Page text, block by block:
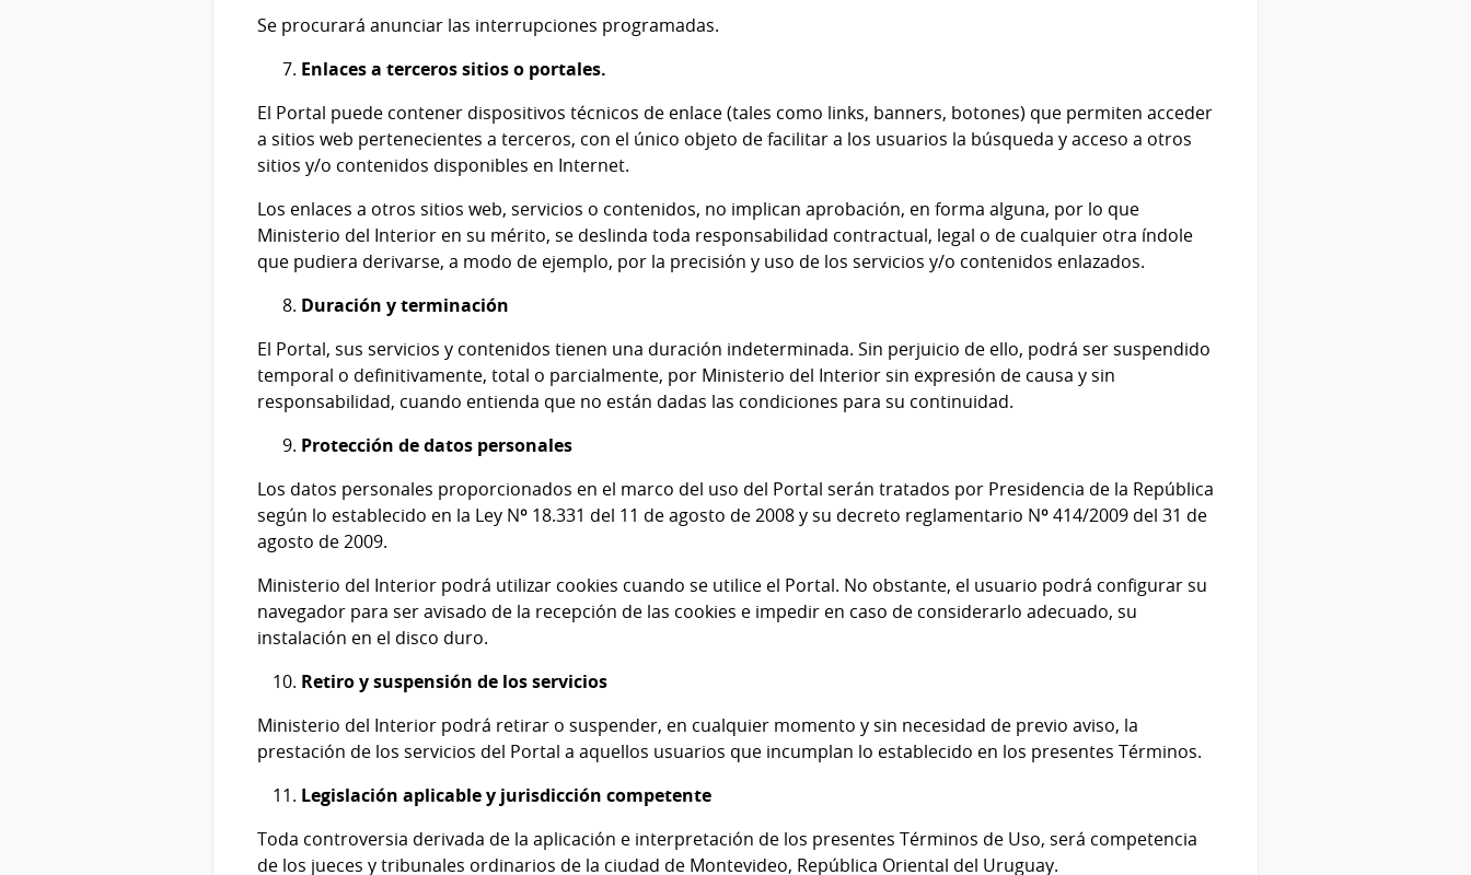
Se procurará anunciar las interrupciones programadas.
Enlaces a terceros sitios o portales.
El Portal puede contener dispositivos técnicos de enlace (tales como links, banners, botones) que permiten acceder
a sitios web pertenecientes a terceros, con el único objeto de facilitar a los usuarios la búsqueda y acceso a otros
sitios y/o contenidos disponibles en Internet.
Los enlaces a otros sitios web, servicios o contenidos, no implican aprobación, en forma alguna, por lo que
Ministerio del Interior en su mérito, se deslinda toda responsabilidad contractual, legal o de cualquier otra índole
que pudiera derivarse, a modo de ejemplo, por la precisión y uso de los servicios y/o contenidos enlazados.
Duración y terminación
El Portal, sus servicios y contenidos tienen una duración indeterminada. Sin perjuicio de ello, podrá ser suspendido
temporal o definitivamente, total o parcialmente, por Ministerio del Interiorsin expresión de causa y sin
responsabilidad, cuando entienda que no están dadas las condiciones para su continuidad.
Protección de datos personales
Los datos personales proporcionados en el marco del uso del Portal serán tratados por Presidencia de la República
según lo establecido en la Ley Nº 18.331 del 11 de agosto de 2008 y su decreto reglamentario Nº 414/2009 del 31 de
agosto de 2009.
Ministerio del Interior podrá utilizar cookies cuando se utilice el Portal. No obstante, el usuario podrá configurar su
navegador para ser avisado de la recepción de las cookies e impedir en caso de considerarlo adecuado, su
instalación en el disco duro.
Retiro y suspensión de los servicios
Ministerio del Interior podrá retirar o suspender, en cualquier momento y sin necesidad de previo aviso, la
prestación de los servicios del Portal a aquellos usuarios que incumplan lo establecido en los presentes Términos.
Legislación aplicable y jurisdicción competente
Toda controversia derivada de la aplicación e interpretación de los presentes Términos de Uso, será competencia
de los jueces y tribunales ordinarios de la ciudad de Montevideo, República Oriental del Uruguay.